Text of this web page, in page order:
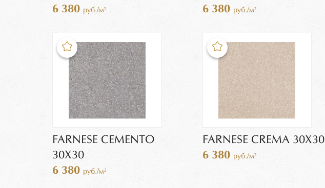
6 380 руб./м²
6 380 руб./м²
FARNESE CEMENTO
30X30
6 380 руб./м²
FARNESE CREMA 30X30
6 380 руб./м²